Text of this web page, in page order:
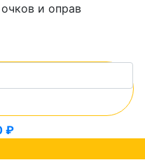
и оправ
₽